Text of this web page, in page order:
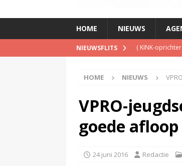
HOME NIEUWS
NIEUWSFLITS ( KINK-
(Streaming
NPO-
TalkRadio
HOME NIEUWS
VPRO-
goede afloop
24 juni 2016 Redactie